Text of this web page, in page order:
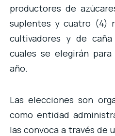
productores de
suplentes y cuatro (4)
cultivadores y de
cuales se elegirán
año.
Las elecciones son
como entidad
las convoca a través de